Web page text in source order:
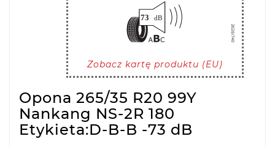
Zobacz kartę produktu (EU)
Opona 265/35 R20 99Y
Nankang NS-2R 180
Etykieta:D-B-B -73 dB